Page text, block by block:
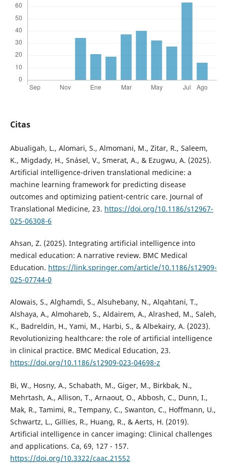
Citas
Abualigah, L., Alomari, S., Almomani, M., Zitar, R., Saleem,
K., Migdady, H., Snásel, V., Smerat, A., & Ezugwu, A. (2025).
Artificial intelligence-driven translational medicine: a
machine learning framework for predicting disease
outcomes and optimizing patient-centric care. Journal of
Translational Medicine, 23. https://doi.org/10.1186/s12967-
025-06308-6
Ahsan, Z. (2025). Integrating artificial intelligence into
medical education: A narrative review. BMC Medical
Education. https://link.springer.com/article/10.1186/s12909-
025-07744-0
Alowais, S., Alghamdi, S., Alsuhebany, N., Alqahtani, T.,
Alshaya, A., Almohareb, S., Aldairem, A., Alrashed, M., Saleh,
K., Badreldin, H., Yami, M., Harbi, S., & Albekairy, A. (2023).
Revolutionizing healthcare: the role of artificial intelligence
in clinical practice. BMC Medical Education, 23.
https://doi.org/10.1186/s12909-023-04698-z
Bi, W., Hosny, A., Schabath, M., Giger, M., Birkbak, N.,
Mehrtash, A., Allison, T., Arnaout, O., Abbosh, C., Dunn, I.,
Mak, R., Tamimi, R., Tempany, C., Swanton, C., Hoffmann, U.,
Schwartz, L., Gillies, R., Huang, R., & Aerts, H. (2019).
Artificial intelligence in cancer imaging: Clinical challenges
and applications. Ca, 69, 127 - 157.
https://doi.org/10.3322/caac.21552